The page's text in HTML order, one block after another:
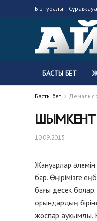
Біз туралы Сұрақ-
БАСТЫ БЕТ
Басты бет Демалыс
ШЫМКЕНТ
10.09.2015
Жануарлар
бар. Өңірімізге
бағы десек
орындардың
жоспар ауқымды.